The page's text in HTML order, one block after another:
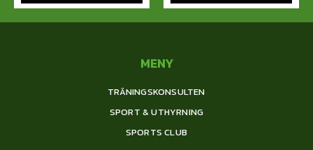
MENY
TRÄNINGSKONSULTEN
SPORT & UTHYRNING
SPORTS CLUB